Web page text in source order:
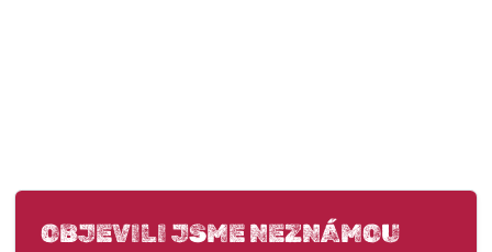
OBJEVILI JSME NEZNÁMOU